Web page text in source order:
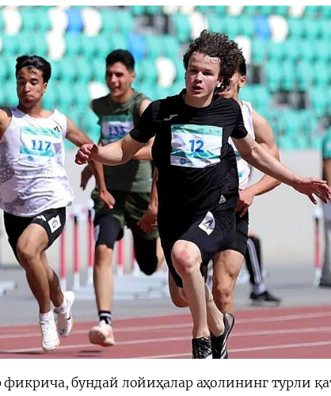
фикрича, бундай лойиҳалар аҳолининг турли